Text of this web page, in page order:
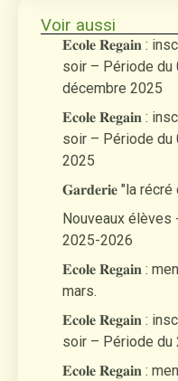
Voir aussi
𝐄𝐜𝐨𝐥𝐞 𝐑𝐞𝐠𝐚𝐢𝐧 :
soir – Période du
décembre 2025
𝐄𝐜𝐨𝐥𝐞 𝐑𝐞𝐠𝐚𝐢𝐧 :
soir – Période du
2025
𝐆𝐚𝐫𝐝𝐞𝐫𝐢𝐞 "la
Nouveaux
2025-2026
𝐄𝐜𝐨𝐥𝐞 𝐑𝐞𝐠𝐚𝐢𝐧 :
mars.
𝐄𝐜𝐨𝐥𝐞 𝐑𝐞𝐠𝐚𝐢𝐧 :
soir – Période du
𝐄𝐜𝐨𝐥𝐞 𝐑𝐞𝐠𝐚𝐢𝐧 :